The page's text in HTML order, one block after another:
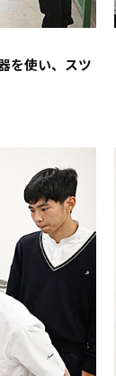
を使い、スツ